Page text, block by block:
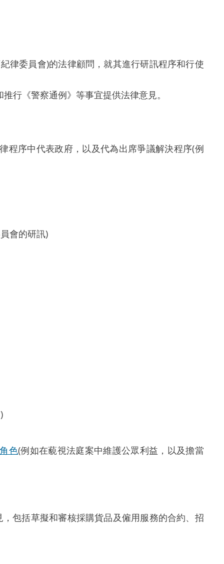
律委員會)的法律顧問，就其進行研訊程序和行使
行《警察通例》等事宜提供法律意見。
程序中代表政府，以及代為出席爭議解決程序(例
會的研訊)
角色(例如在藐視法庭案中維護公眾利益，以及擔當
包括草擬和審核採購貨品及僱用服務的合約、招